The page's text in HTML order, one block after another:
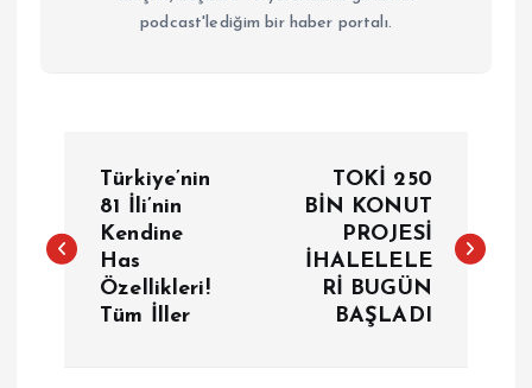
podcast'lediğim bir haber portalı.
z
Türkiye’nin
81 İli’nin
Kendine
Has
Özellikleri!
Tüm İller
TOKİ 250
BİN KONUT
PROJESİ
İHALELELE
Rİ BUGÜN
BAŞLADI